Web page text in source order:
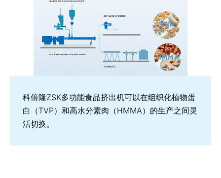
科倍隆ZSK多功能食品挤出机可以在组织化植物蛋
白（TVP）和高水分素肉（HMMA）的生产之间灵
活切换。